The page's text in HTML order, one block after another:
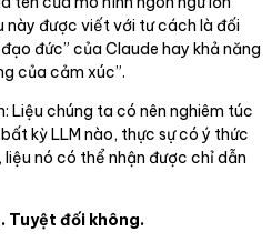
này được viết với tư cách là đối
đức” của Claude hay khả năng
của cảm xúc”.
Liệu chúng ta có nên nghiêm túc
kỳ LLM nào, thực sự có ý thức
nó có thể nhận được chỉ dẫn
Tuyệt đối không.